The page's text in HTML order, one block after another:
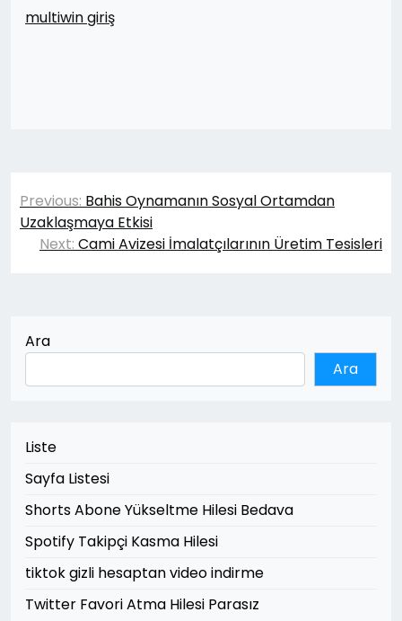
multiwin giriş
Yazı
gezinmesi
Previous: Bahis Oynamanın Sosyal Ortamdan
Uzaklaşmaya Etkisi
Next: Cami Avizesi İmalatçılarının Üretim Tesisleri
Ara
Ara
Liste
Sayfa Listesi
Shorts Abone Yükseltme Hilesi Bedava
Spotify Takipçi Kasma Hilesi
tiktok gizli hesaptan video indirme
Twitter Favori Atma Hilesi Parasız